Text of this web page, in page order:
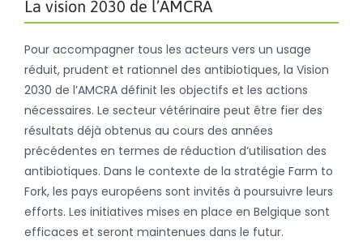
La vision 2030 de l’AMCRA
Pour accompagner tous les acteurs vers un usage
réduit, prudent et rationnel des antibiotiques, la Vision
2030 de l’AMCRA définit les objectifs et les actions
nécessaires. Le secteur vétérinaire peut être fier des
résultats déjà obtenus au cours des années
précédentes en termes de réduction d’utilisation des
antibiotiques. Dans le contexte de la stratégie Farm to
Fork, les pays européens sont invités à poursuivre leurs
efforts. Les initiatives mises en place en Belgique sont
efficaces et seront maintenues dans le futur.